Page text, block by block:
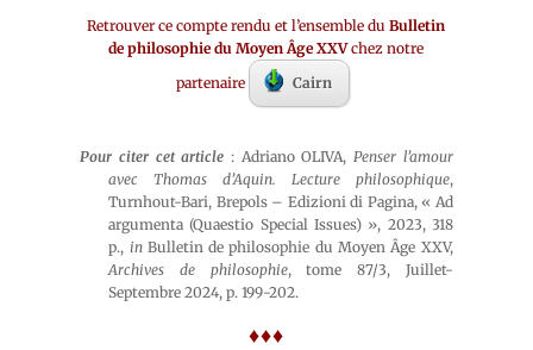
Retrouver ce compte rendu et l’ensemble duBulletin
de philosophie du Moyen Âge XXVchez notre
partenaire
Cairn
Pour citer cet article : Adriano OLIVA,Penser l’amour
avec Thomas d’Aquin. Lecture philosophique,
Turnhout-Bari, Brepols – Edizioni di Pagina, « Ad
argumenta (Quaestio Special Issues) », 2023, 318
p., inBulletin de philosophie du Moyen Âge XXV,
Archives de philosophie, tome 87/3, Juillet-
Septembre 2024, p. 199-202.
♦♦♦